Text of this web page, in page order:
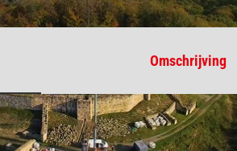
Omschrijving